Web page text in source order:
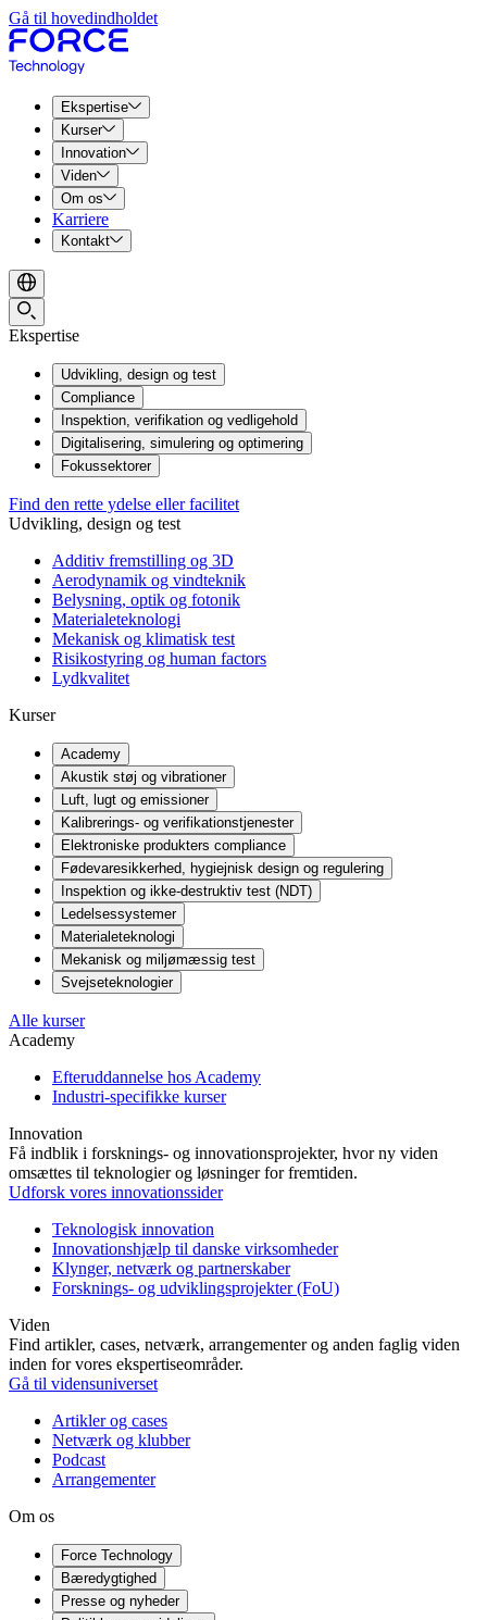
Gå til hovedindholdet
Ekspertise
Kurser
Innovation
Viden
Om os
Karriere
Kontakt
Ekspertise
Udvikling, design og test
Compliance
Inspektion, verifikation og vedligehold
Digitalisering, simulering og optimering
Fokussektorer
Find den rette ydelse eller facilitet
Udvikling, design og test
Additiv fremstilling og 3D
Aerodynamik og vindteknik
Belysning, optik og fotonik
Materialeteknologi
Mekanisk og klimatisk test
Risikostyring og human factors
Lydkvalitet
Kurser
Academy
Akustik støj og vibrationer
Luft, lugt og emissioner
Kalibrerings- og verifikationstjenester
Elektroniske produkters compliance
Fødevaresikkerhed, hygiejnisk design og regulering
Inspektion og ikke-destruktiv test (NDT)
Ledelsessystemer
Materialeteknologi
Mekanisk og miljømæssig test
Svejseteknologier
Alle kurser
Academy
Efteruddannelse hos Academy
Industri-specifikke kurser
Innovation
Få indblik i forsknings- og innovationsprojekter, hvor ny viden
omsættes til teknologier og løsninger for fremtiden.
Udforsk vores innovationssider
Teknologisk innovation
Innovationshjælp til danske virksomheder
Klynger, netværk og partnerskaber
Forsknings- og udviklingsprojekter (FoU)
Viden
Find artikler, cases, netværk, arrangementer og anden faglig viden
inden for vores ekspertiseområder.
Gå til vidensuniverset
Artikler og cases
Netværk og klubber
Podcast
Arrangementer
Om os
Force Technology
Bæredygtighed
Presse og nyheder